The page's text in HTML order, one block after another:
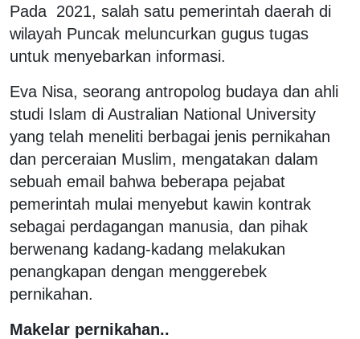
Pada 2021, salah satu pemerintah daerah di
wilayah Puncak meluncurkan gugus tugas
untuk menyebarkan informasi.
Eva Nisa, seorang antropolog budaya dan ahli
studi Islam di Australian National University
yang telah meneliti berbagai jenis pernikahan
dan perceraian Muslim, mengatakan dalam
sebuah email bahwa beberapa pejabat
pemerintah mulai menyebut kawin kontrak
sebagai perdagangan manusia, dan pihak
berwenang kadang-kadang melakukan
penangkapan dengan menggerebek
pernikahan.
Makelar pernikahan..